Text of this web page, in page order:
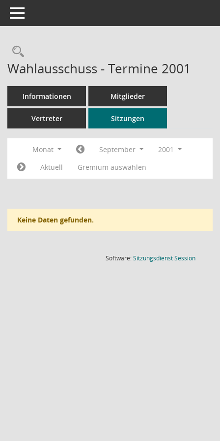
Toggle navigation
Rechercheauswahl
Wahlausschuss - Termine 2001
Informationen Mitglieder
Vertreter Sitzungen
Monat September
2001
Aktuell
Gremium auswählen
Keine Daten gefunden.
Software:SitzungsdienstSession(Wird in